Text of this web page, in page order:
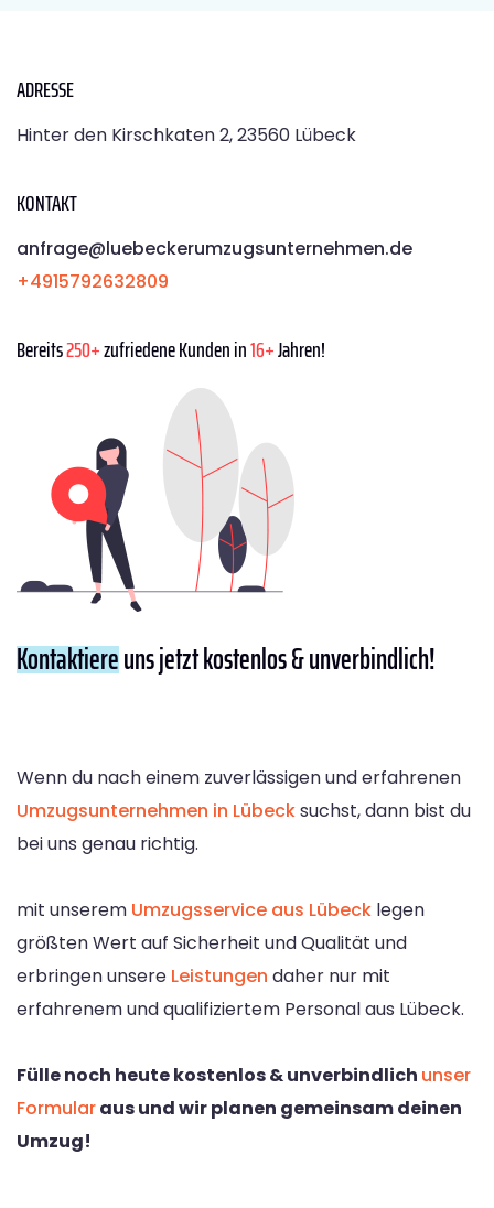
ADRESSE
Hinter den Kirschkaten 2, 23560 Lübeck
KONTAKT
anfrage@luebeckerumzugsunternehmen.de
+4915792632809
Bereits250+zufriedene Kunden in16+Jahren!
Kontaktiereuns jetzt kostenlos & unverbindlich!
Wenn du nach einem zuverlässigen und erfahrenen
Umzugsunternehmen in Lübecksuchst, dann bist du
bei uns genau richtig.
mit unserem Umzugsservice aus Lübeck legen
größten Wert auf Sicherheit und Qualität und
erbringen unsere Leistungen daher nur mit
erfahrenem und qualifiziertem Personal aus Lübeck.
Fülle noch heute kostenlos & unverbindlich unser
Formularaus und wir planen gemeinsam deinen
Umzug!